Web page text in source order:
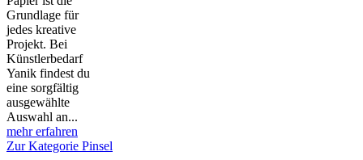
Grundlage für
jedes kreative
Projekt. Bei
Künstlerbedarf
Yanik findest du
eine sorgfältig
ausgewählte
Auswahl an...
mehr erfahren
Zur Kategorie Pinsel